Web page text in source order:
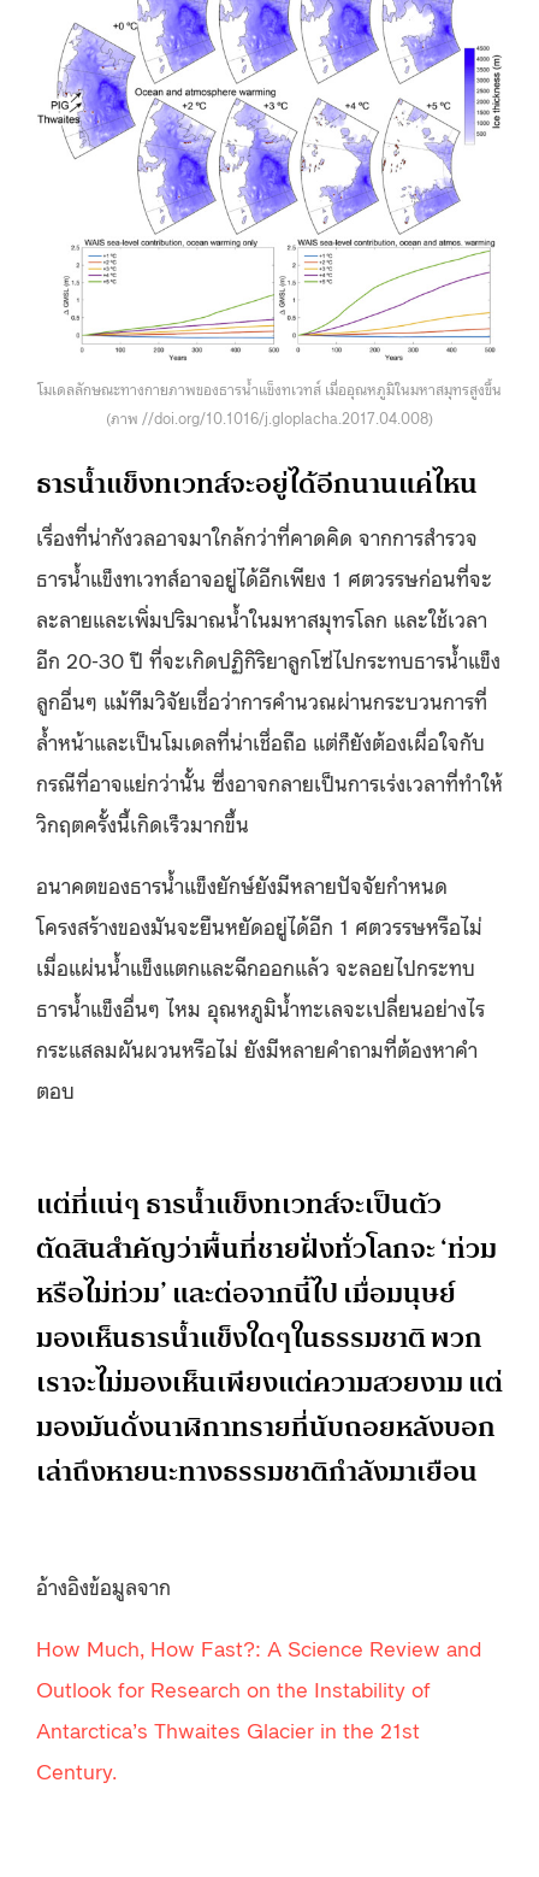
โมเดลลักษณะทางกายภาพของธารน้ำแข็งทเวทส์ เมื่ออุณหภูมิในมหาสมุทรสูงขึ้น
(ภาพ //doi.org/10.1016/j.gloplacha.2017.04.008)
ธารน้ำแข็งทเวทส์จะอยู่ได้อีกนานแค่ไหน
เรื่องที่น่ากังวลอาจมาใกล้กว่าที่คาดคิด จากการสำรวจ
ธารน้ำแข็งทเวทส์อาจอยู่ได้อีกเพียง 1 ศตวรรษก่อนที่จะ
ละลายและเพิ่มปริมาณน้ำในมหาสมุทรโลก และใช้เวลา
อีก 20-30 ปี ที่จะเกิดปฏิกิริยาลูกโซ่ไปกระทบธารน้ำแข็ง
ลูกอื่นๆ แม้ทีมวิจัยเชื่อว่าการคำนวณผ่านกระบวนการที่
ล้ำหน้าและเป็นโมเดลที่น่าเชื่อถือ แต่ก็ยังต้องเผื่อใจกับ
กรณีที่อาจแย่กว่านั้น ซึ่งอาจกลายเป็นการเร่งเวลาที่ทำให้
วิกฤตครั้งนี้เกิดเร็วมากขึ้น
อนาคตของธารน้ำแข็งยักษ์ยังมีหลายปัจจัยกำหนด
โครงสร้างของมันจะยืนหยัดอยู่ได้อีก 1 ศตวรรษหรือไม่
เมื่อแผ่นน้ำแข็งแตกและฉีกออกแล้ว จะลอยไปกระทบ
ธารน้ำแข็งอื่นๆ ไหม อุณหภูมิน้ำทะเลจะเปลี่ยนอย่างไร
กระแสลมผันผวนหรือไม่ ยังมีหลายคำถามที่ต้องหาคำ
ตอบ
แต่ที่แน่ๆ ธารน้ำแข็งทเวทส์จะเป็นตัว
ตัดสินสำคัญว่าพื้นที่ชายฝั่งทั่วโลกจะ ‘ท่วม
หรือไม่ท่วม’ และต่อจากนี้ไป เมื่อมนุษย์
มองเห็นธารน้ำแข็งใดๆในธรรมชาติ พวก
เราจะไม่มองเห็นเพียงแต่ความสวยงาม แต่
มองมันดั่งนาฬิกาทรายที่นับถอยหลังบอก
เล่าถึงหายนะทางธรรมชาติกำลังมาเยือน
อ้างอิงข้อมูลจาก
How Much, How Fast?: A Science Review and
Outlook for Research on the Instability of
Antarctica’s Thwaites Glacier in the 21st
Century.